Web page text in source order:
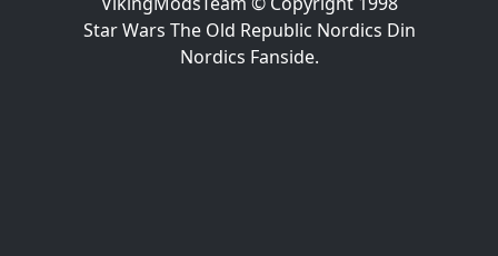
Star Wars The Old Republic Nordics Din
Nordics Fanside.